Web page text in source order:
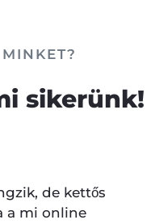
sikerünk!
de kettős
a mi online